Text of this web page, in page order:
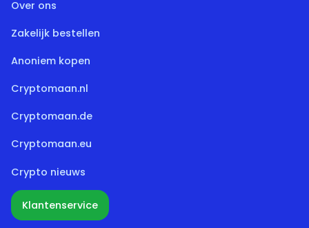
Over ons
Zakelijk bestellen
Anoniem kopen
Cryptomaan.nl
Cryptomaan.de
Cryptomaan.eu
Crypto nieuws
Klantenservice